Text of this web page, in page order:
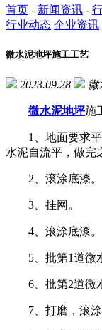
首页 - 新闻资讯 -
行业动态 企业资讯
微水泥地坪施工工艺
2023.09.28 微
微水泥地坪施
1、地面要求平
水泥自流平，做完
2、滚涂底漆。
3、挂网。
4、滚涂底漆。
5、批第1道微水
6、批第2道微水
7、打磨，滚涂